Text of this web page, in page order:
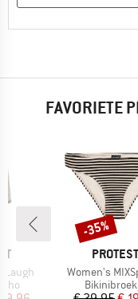
FAVORIETE
MERK
PROTEST
Artikel
Women's
Korting
-35%